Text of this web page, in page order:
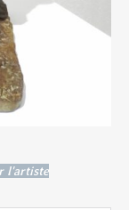
l'artiste